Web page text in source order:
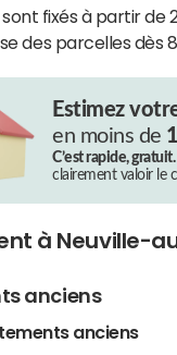
fixés à partir de
des parcelles dès
Estimez
en moins de
C’est rapide,
clairement valoir le
à Neuville-
anciens
anciens